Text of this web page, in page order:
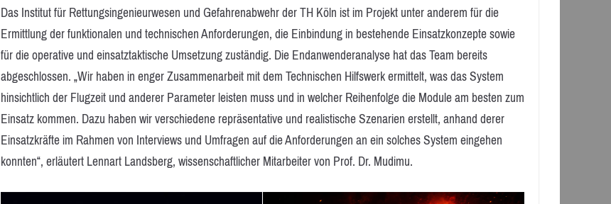
Das Institut für Rettungsingenieurwesen und Gefahrenabwehr der TH Köln ist im Projekt unter anderem für die
Ermittlung der funktionalen und technischen Anforderungen, die Einbindung in bestehende Einsatzkonzepte sowie
für die operative und einsatztaktische Umsetzung zuständig. Die Endanwenderanalyse hat das Team bereits
abgeschlossen. „Wir haben in enger Zusammenarbeit mit dem Technischen Hilfswerk ermittelt, was das System
hinsichtlich der Flugzeit und anderer Parameter leisten muss und in welcher Reihenfolge die Module am besten zum
Einsatz kommen. Dazu haben wir verschiedene repräsentative und realistische Szenarien erstellt, anhand derer
Einsatzkräfte im Rahmen von Interviews und Umfragen auf die Anforderungen an ein solches System eingehen
konnten“, erläutert Lennart Landsberg, wissenschaftlicher Mitarbeiter von Prof. Dr. Mudimu.